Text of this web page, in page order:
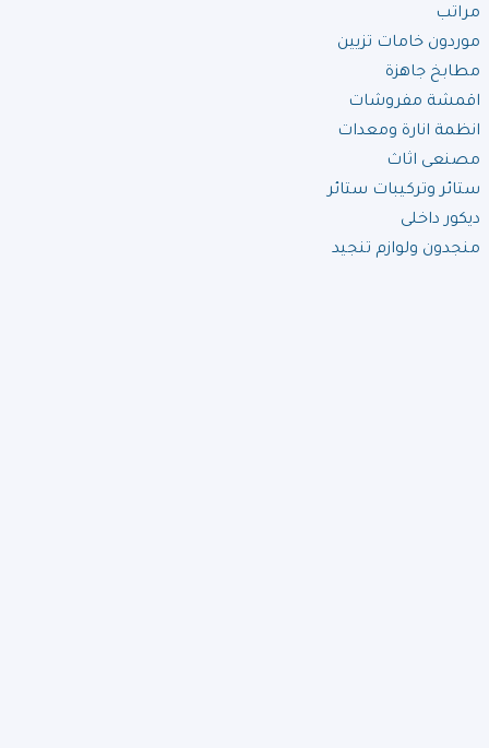
مراتب
موردون خامات تزيين
مطابخ جاهزة
اقمشة مفروشات
انظمة انارة ومعدات
مصنعى اثاث
ستائر وتركيبات ستائر
ديكور داخلى
منجدون ولوازم تنجيد